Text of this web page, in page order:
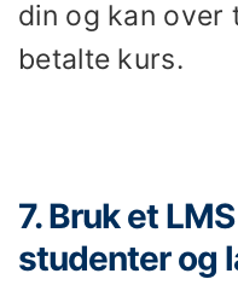
din og kan over
betalte kurs.
7. Bruk et
studenter og